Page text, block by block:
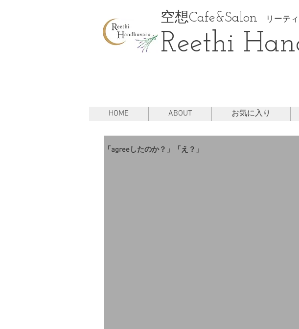
空想Cafe&Salon リーティ
Reethi
HOME ABOUT お気に入り
「agreeしたのか？」「え？」